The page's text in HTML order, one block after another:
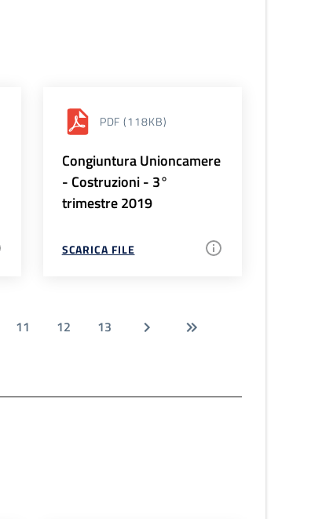
PDF (118KB)
Congiuntura Unioncamere
- Costruzioni - 3°
trimestre 2019
SCARICA FILE
11 12 13